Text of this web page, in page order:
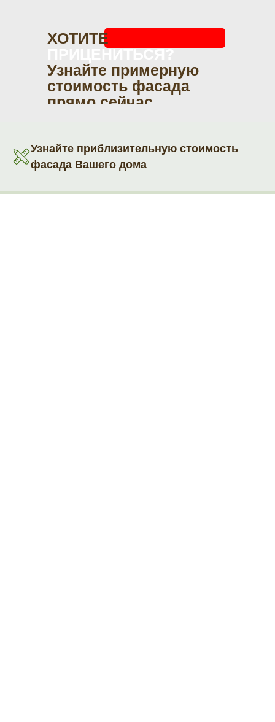
ХОТИТЕ
Узнайте примерную
стоимость фасада
прямо сейчас
Узнайте приблизительную стоимость
фасада Вашего дома